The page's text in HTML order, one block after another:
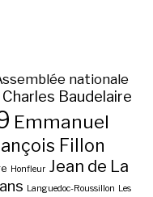
nationale
Charles Baudelaire
Emmanuel
Fillon
Honfleur Jean de La
Languedoc-Roussillon Les